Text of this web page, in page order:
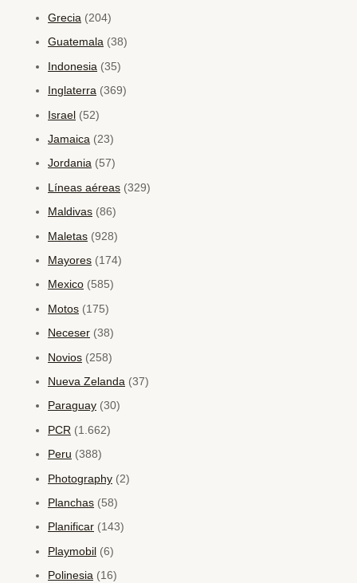
Grecia (204)
Guatemala (38)
Indonesia (35)
Inglaterra (369)
Israel (52)
Jamaica (23)
Jordania (57)
Líneas aéreas (329)
Maldivas (86)
Maletas (928)
Mayores (174)
Mexico (585)
Motos (175)
Neceser (38)
Novios (258)
Nueva Zelanda (37)
Paraguay (30)
PCR (1.662)
Peru (388)
Photography (2)
Planchas (58)
Planificar (143)
Playmobil (6)
Polinesia (16)